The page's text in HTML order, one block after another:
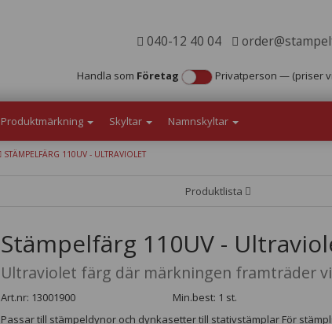
040-12 40 04
Handla som Företag Privatperson — (priser
Produktmärkning Skyltar Namnskyltar
STÄMPELFÄRG 110UV - ULTRAVIOLET
Produktlista
Stämpelfärg 110UV -
Ultraviolet färg där märkningen framträder
Art.nr: 13001900 Min.best: 1 st.
Passar till stämpeldynor och dynkasetter till stativstämplar För